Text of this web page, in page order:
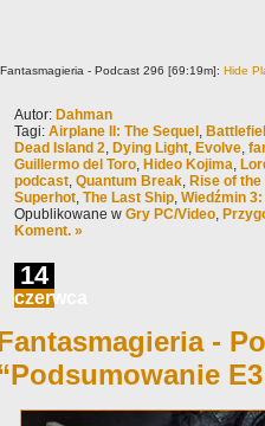
Fantasmagieria - Podcast 296 [69:19m]: Hide
Autor: Dahman
Tagi: Airplane II: The Sequel ,
Dead Island 2, Dying Light, Evolve,
Guillermo del Toro, Hideo Kojima,
podcast, Quantum Break, Rise of
Superhot, The Last Ship, Wiedźmin
Opublikowane w Gry PC/Video,
Koment. »
14
czerwca
-
E3